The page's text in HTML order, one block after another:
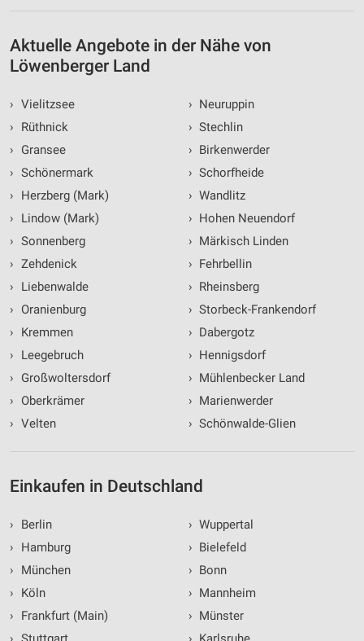
Aktuelle Angebote in der Nähe von
Löwenberger Land
› Vielitzsee
›
Rüthnick
›
Gransee
› Schönermark
›
Herzberg (Mark)
›
Lindow (Mark)
› Sonnenberg
› Zehdenick
›
Liebenwalde
›
Oranienburg
›
Kremmen
›
Leegebruch
›
Großwoltersdorf
›
Oberkrämer
› Velten
› Neuruppin
› Stechlin
› Birkenwerder
› Schorfheide
› Wandlitz
› Hohen Neuendorf
› Märkisch Linden
› Fehrbellin
› Rheinsberg
› Storbeck-Frankendorf
› Dabergotz
› Hennigsdorf
› Mühlenbecker Land
› Marienwerder
› Schönwalde-Glien
Einkaufen in Deutschland
›
Berlin
›
Hamburg
›
München
›
Köln
›
Frankfurt (Main)
› Wuppertal
› Bielefeld
› Bonn
› Mannheim
› Münster
Analyse von Zielgruppen durch Statistiken oder
Kombinationen von Daten aus verschiedenen
Quellen
Entwicklung und Verbesserung der Angebote
Inhalten
IAB-Besonderheiten:
Verwendung genauer Standortdaten
Geräte anhand von aktiv angeforderten
Informationen identifizieren
Notwendig
Performance
Werbung